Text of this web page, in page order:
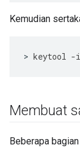
Kemudian
> keytool -
Membuat
Beberapa